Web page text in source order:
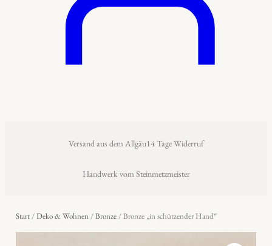
Versand aus dem Allgäu14 Tage Widerruf
Handwerk vom Steinmetzmeister
Start/Deko & Wohnen/Bronze/ Bronze „in schützender Hand“